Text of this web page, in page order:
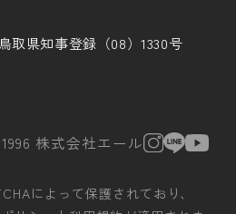
県知事登録（08）1330号
株式会社エール
によって保護されており、